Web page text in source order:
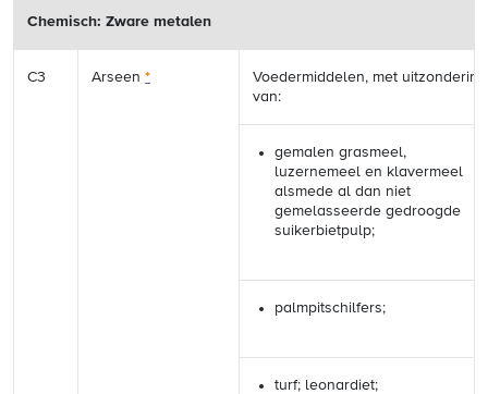
Chemisch: Zware metalen
C3 Arseen *
Voedermiddelen, met uitzondering
van:
gemalen grasmeel,
luzernemeel en klavermeel
alsmede al dan niet
gemelasseerde gedroogde
suikerbietpulp;
palmpitschilfers;
turf; leonardiet;